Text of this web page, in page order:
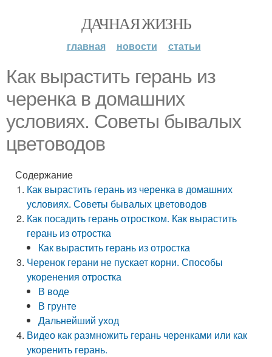
ДАЧНАЯ ЖИЗНЬ
главная новости статьи
Как вырастить герань из
черенка в домашних
условиях. Советы бывалых
цветоводов
Содержание
Как вырастить герань из черенка в домашних
условиях. Советы бывалых цветоводов
Как посадить герань отростком. Как вырастить
герань из отростка
Как вырастить герань из отростка
Черенок герани не пускает корни. Способы
укоренения отростка
В воде
В грунте
Дальнейший уход
Видео как размножить герань черенками или как
укоренить герань.